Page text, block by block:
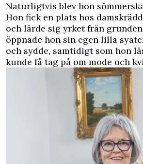
Naturligtvis blev hon
Hon fick en plats hos
och lärde sig yrket från
öppnade hon sin egen lilla
och sydde, samtidigt som hon
kunde få tag på om mode och